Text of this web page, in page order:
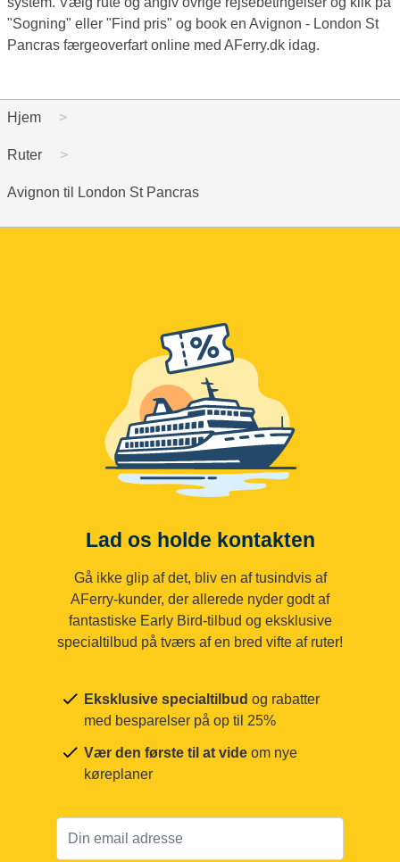
"Sogning" eller "Find pris" og book en Avignon - London St
Pancras færgeoverfart online med AFerry.dk idag.
Hjem
Ruter
Avignon til London St Pancras
Lad os holde kontakten
Gå ikke glip af det, bliv en af tusindvis af
AFerry-kunder, der allerede nyder godt af
fantastiske Early Bird-tilbud og eksklusive
specialtilbud på tværs af en bred vifte af ruter!
Eksklusive specialtilbud og rabatter
med besparelser på op til 25%
Vær den første til at vide om nye
køreplaner